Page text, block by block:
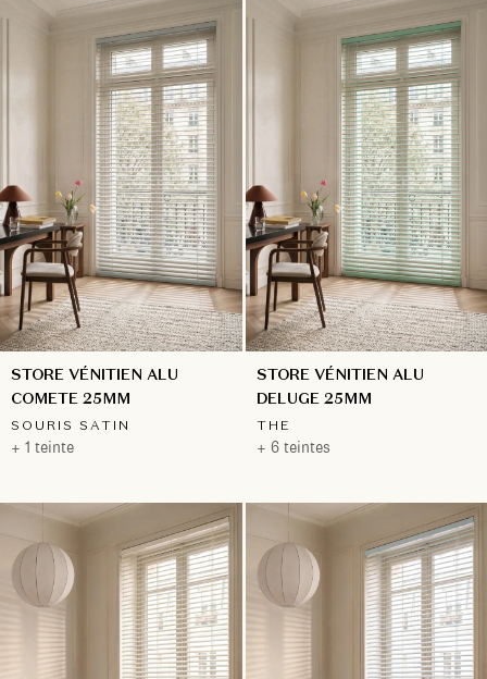
STORE VÉNITIEN ALU
COMETE 25MM
SOURIS SATIN
+ 1 teinte
STORE VÉNITIEN ALU
DELUGE 25MM
THE
+ 6 teintes